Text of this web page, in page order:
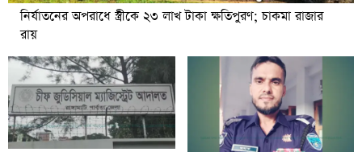
নির্যাতনের অপরাধে স্ত্রীকে ২৩ লাখ টাকা ক্ষতিপুরণ; চাকমা রাজার
রায়